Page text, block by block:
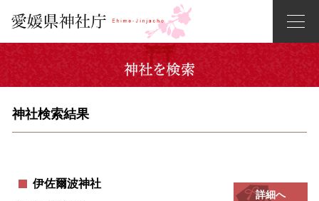
神社検索結果
伊佐爾波神社
詳細へ